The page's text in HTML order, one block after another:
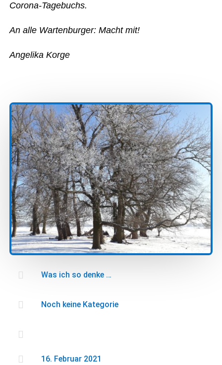
Corona-Tagebuchs.
An alle Wartenburger: Macht mit!
Angelika Korge
 Was ich so denke …
 Noch keine Kategorie

 16. Februar 2021